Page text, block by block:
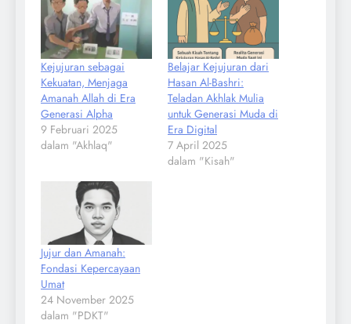
Kejujuran sebagai
Kekuatan, Menjaga
Amanah Allah di Era
Generasi Alpha
9 Februari 2025
dalam "Akhlaq"
Belajar Kejujuran dari
Hasan Al-Bashri:
Teladan Akhlak Mulia
untuk Generasi Muda di
Era Digital
7 April 2025
dalam "Kisah"
Jujur dan Amanah:
Fondasi Kepercayaan
Umat
24 November 2025
dalam "PDKT"